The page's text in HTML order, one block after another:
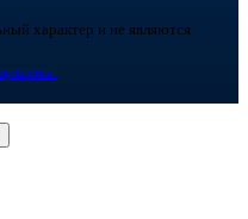
характер и не являются